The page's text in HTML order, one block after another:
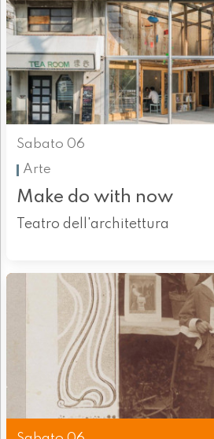
Sabato 06
Arte
Make do with now
Teatro dell'architettura